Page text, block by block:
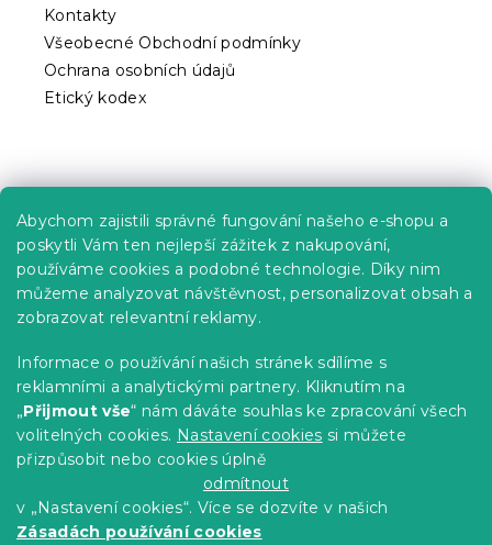
Abychom zajistili správné fungování našeho e-shopu a
poskytli Vám ten nejlepší zážitek z nakupování,
používáme cookies a podobné technologie. Díky nim
můžeme analyzovat návštěvnost, personalizovat obsah a
zobrazovat relevantní reklamy.
Informace o používání našich stránek sdílíme s
reklamními a analytickými partnery. Kliknutím na
„Přijmout vše“ nám dáváte souhlas ke zpracování všech
volitelných cookies. Nastavení cookies si můžete
přizpůsobit nebo cookies úplně
odmítnout
v „Nastavení cookies“. Více se dozvíte v našich
Zásadách používání cookies
Kontakty
Všeobecné Obchodní podmínky
Ochrana osobních údajů
Etický kodex
Kariéra
Poptávky a B2B spolupráce
Proč se u nás registrovat?
Věrnostní program - Sleva až 10 %
Návody
Tabulky velikostí
Blog